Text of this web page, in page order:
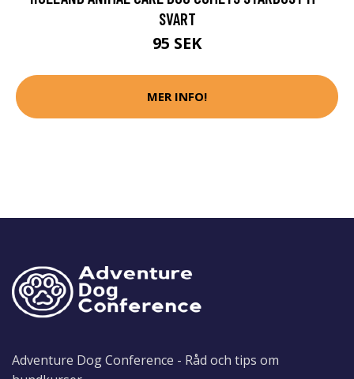
SVART
95 SEK
MER INFO!
Adventure Dog Conference - Råd och tips om